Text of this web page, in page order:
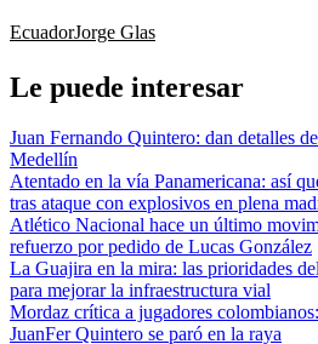
EcuadorJorge Glas
Le puede interesar
Juan Fernando Quintero: dan detalles
Medellín
Atentado en la vía Panamericana: así
tras ataque con explosivos en plena
Atlético Nacional hace un último
refuerzo por pedido de Lucas González
La Guajira en la mira: las prioridades
para mejorar la infraestructura vial
Mordaz crítica a jugadores
JuanFer Quintero se paró en la raya